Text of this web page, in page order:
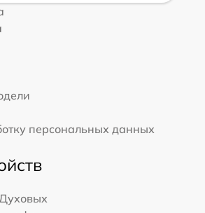
персональных данных